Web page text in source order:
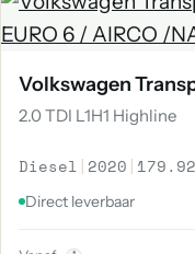
Volkswagen
2.0 TDI L1H1 Highline
Diesel | 2020 |
Direct leverbaar